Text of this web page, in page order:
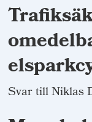
Svar till Niklas